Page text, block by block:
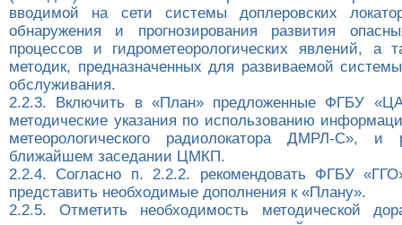
вводимой на сети системы доплеровских
обнаружения и прогнозирования развития
процессов и гидрометеорологических явлений, а
методик, предназначенных для развиваемой
обслуживания.
2.2.3. Включить в «План» предложенные ФГБУ
методические указания по использованию
метеорологического радиолокатора ДМРЛ-С», и
ближайшем заседании ЦМКП.
2.2.4. Согласно п. 2.2.2. рекомендовать ФГБУ
представить необходимые дополнения к «Плану».
2.2.5. Отметить необходимость методической